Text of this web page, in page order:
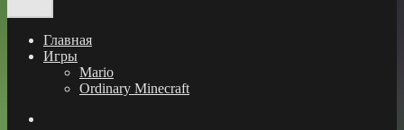
Главная
Игры
Mario
Ordinary Minecraft